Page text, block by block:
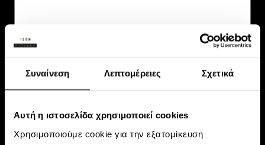
Συναίνεση Λεπτομέρειες Σχετικά
Αυτή η ιστοσελίδα χρησιμοποιεί cookies
Χρησιμοποιούμε cookie για την εξατομίκευση